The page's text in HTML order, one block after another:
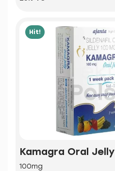
Hit!
Kamagra Oral Jelly
100mg